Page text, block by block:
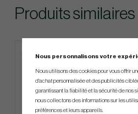
Produits similaires
Nous personnalisons votre
Nous utilisons des cookies pour vous offrir
d'achat personnalisée et des publicités
garantissant la fiabilité et la sécurité de nos
nous collectons des informations sur les
préférences et leurs appareils.